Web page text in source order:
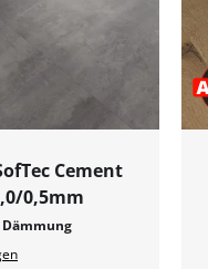
Cement
0,5mm